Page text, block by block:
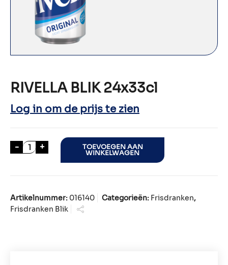
RIVELLA BLIK 24x33cl
Log in om de prijs te zien
- RIVELLA BLIK 24x33cl aantal
+ TOEVOEGEN AAN
WINKELWAGEN
Artikelnummer: 016140 Categorieën: Frisdranken,
Frisdranken Blik